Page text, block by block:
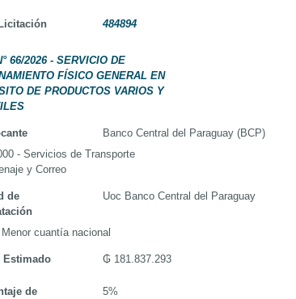
484894
66/2026 - SERVICIO DE
FÍSICO GENERAL EN
DE PRODUCTOS VARIOS Y
Banco Central del Paraguay (BCP)
- Servicios de Transporte
y Correo
de
Uoc Banco Central del Paraguay
Menor cuantía nacional
Estimado ₲ 181.837.293
de
5%